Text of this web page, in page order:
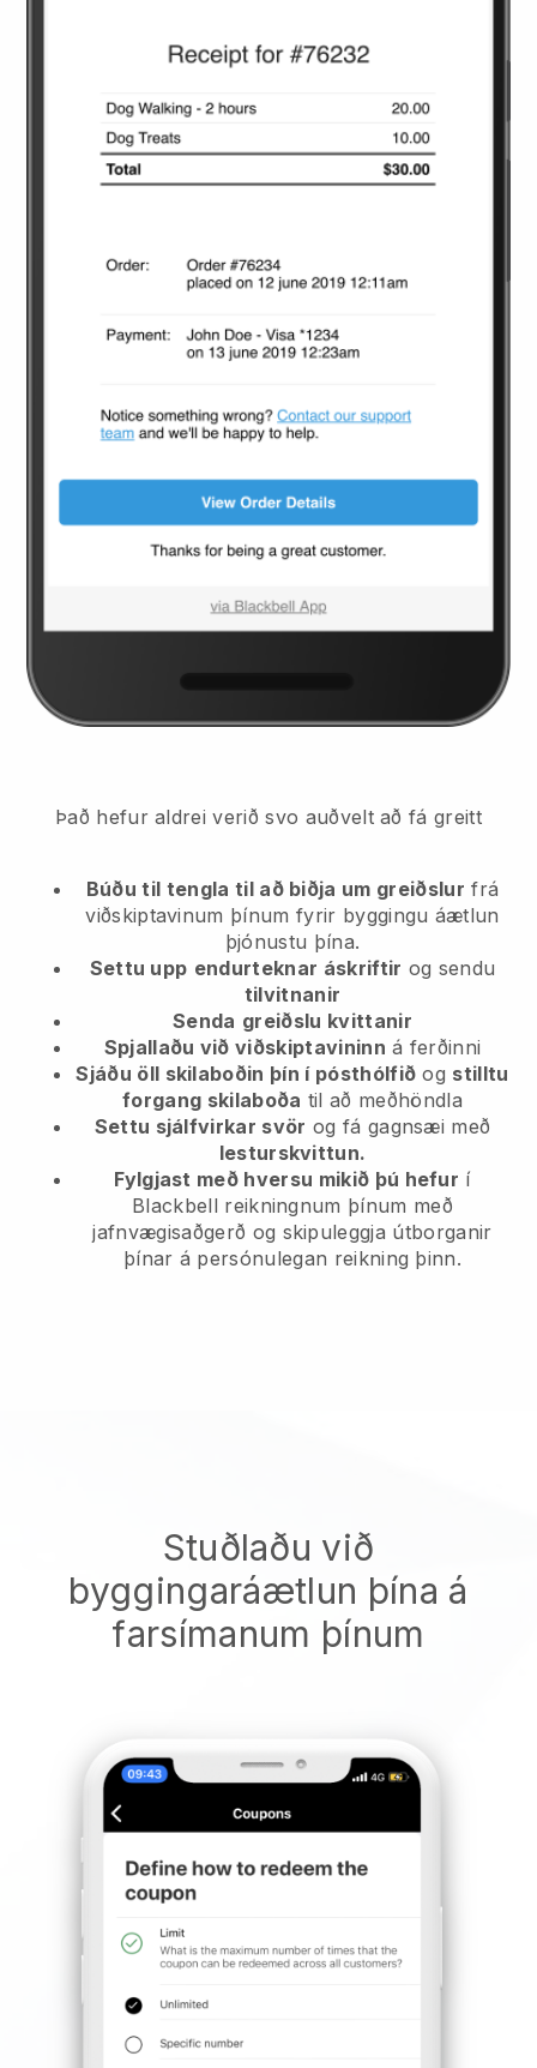
Það hefur aldrei verið svo auðvelt að fá greitt
Búðu til tengla til að biðja um greiðslur frá
viðskiptavinum þínum fyrir byggingu áætlun
þjónustu þína.
Settu upp endurteknar áskriftir og sendu
tilvitnanir
Senda greiðslu kvittanir
Spjallaðu við viðskiptavininn á ferðinni
Sjáðu öll skilaboðin þín í pósthólfið og stilltu
forgang skilaboða til að meðhöndla
Settu sjálfvirkar svör og fá gagnsæi með
lesturskvittun.
Fylgjast með hversu mikið þú hefur í
Blackbell reikningnum þínum með
jafnvægisaðgerð og skipuleggja útborganir
þínar á persónulegan reikning þinn.
Stuðlaðu við
byggingaráætlun þína á
farsímanum þínum